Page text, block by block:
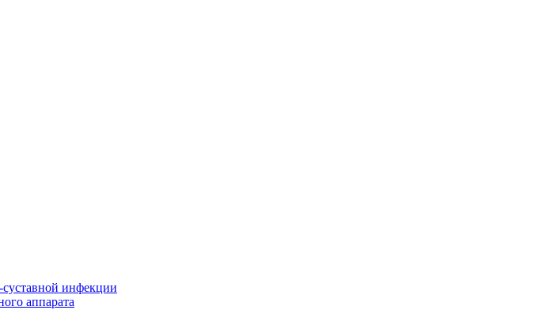
суставной инфекции
аппарата